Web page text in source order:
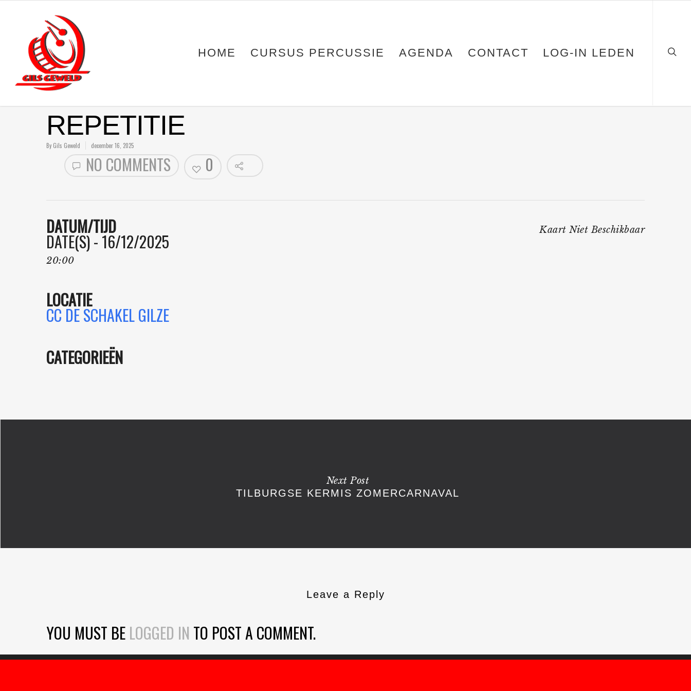
HOME CURSUS PERCUSSIE AGENDA CONTACT LOG-IN LEDEN
REPETITIE
By Gils Geweld december 16, 2025
NO COMMENTS 0
Kaart Niet Beschikbaar
DATUM/TIJD
DATE(S) - 16/12/2025
20:00
LOCATIE
CC DE SCHAKEL GILZE
CATEGORIEËN
Next Post
TILBURGSE KERMIS ZOMERCARNAVAL
Leave a Reply
YOU MUST BE LOGGED IN TO POST A COMMENT.